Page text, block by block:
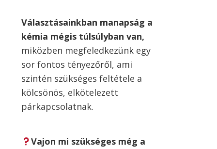
Választásainkban manapság a
kémia mégis túlsúlyban van,
miközben megfeledkezünk egy
sor fontos tényezőről, ami
szintén szükséges feltétele a
kölcsönös, elkötelezett
párkapcsolatnak.
Vajon mi szükséges még a